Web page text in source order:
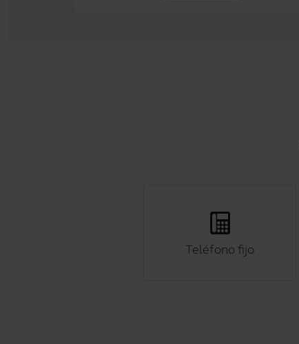
Teléfono fijo